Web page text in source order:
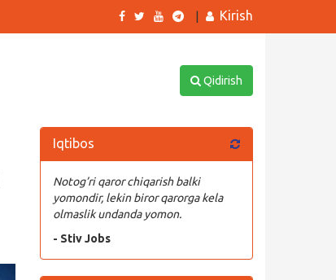
Kirish
Qidirish
Iqtibos
Notog’ri qaror chiqarish balki
yomondir, lekin biror qarorga kela
olmaslik undanda yomon.
- Stiv Jobs